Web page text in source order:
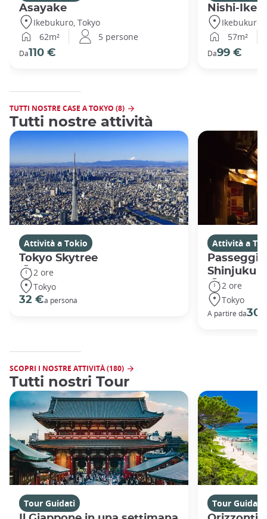
Asayake
Ikebukuro, Tokyo
62m²
5 persone
Da110 €
Nishi-
Ikebukuro,
57m²
Da99 €
TUTTI NOSTRE CASE A TOKYO (8)
Tutti nostre attività
Attività a Tokio
Tokyo Skytree
2 ore
Tokyo
32 €a persona
Attività a
Shinjuku
2 ore
Tokyo
A partire da30
SCOPRI I NOSTRE ATTIVITÀ (180)
Tutti nostri Tour
Tour Guidati
Tour Guidati